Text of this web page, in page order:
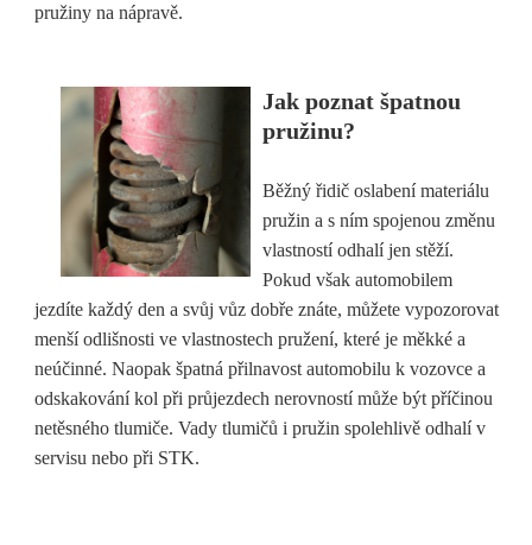
pružiny na nápravě.
Jak poznat špatnou
pružinu?
Běžný řidič oslabení materiálu
pružin a s ním spojenou změnu
vlastností odhalí jen stěží.
Pokud však automobilem
jezdíte každý den a svůj vůz dobře znáte, můžete vypozorovat
menší odlišnosti ve vlastnostech pružení, které je měkké a
neúčinné. Naopak špatná přilnavost automobilu k vozovce a
odskakování kol při průjezdech nerovností může být příčinou
netěsného tlumiče. Vady tlumičů i pružin spolehlivě odhalí v
servisu nebo při STK.